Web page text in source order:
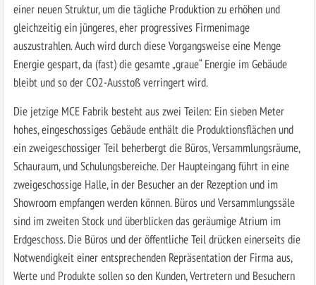
einer neuen Struktur, um die tägliche Produktion zu erhöhen und
gleichzeitig ein jüngeres, eher progressives Firmenimage
auszustrahlen. Auch wird durch diese Vorgangsweise eine Menge
Energie gespart, da (fast) die gesamte „graue“ Energie im Gebäude
bleibt und so der CO2-Ausstoß verringert wird.
Die jetzige MCE Fabrik besteht aus zwei Teilen: Ein sieben Meter
hohes, eingeschossiges Gebäude enthält die Produktionsflächen und
ein zweigeschossiger Teil beherbergt die Büros, Versammlungsräume,
Schauraum, und Schulungsbereiche. Der Haupteingang führt in eine
zweigeschossige Halle, in der Besucher an der Rezeption und im
Showroom empfangen werden können. Büros und Versammlungssäle
sind im zweiten Stock und überblicken das geräumige Atrium im
Erdgeschoss. Die Büros und der öffentliche Teil drücken einerseits die
Notwendigkeit einer entsprechenden Repräsentation der Firma aus,
Werte und Produkte sollen so den Kunden, Vertretern und Besuchern